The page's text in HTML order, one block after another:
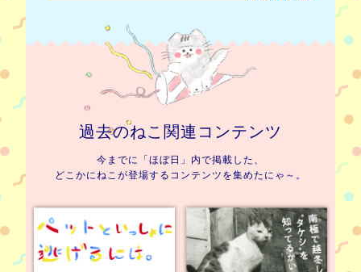
過去のねこ関連コンテンツ
今までに「ほぼ日」内で掲載した、
どこかにねこが登場するコンテンツを集めたにゃ～。